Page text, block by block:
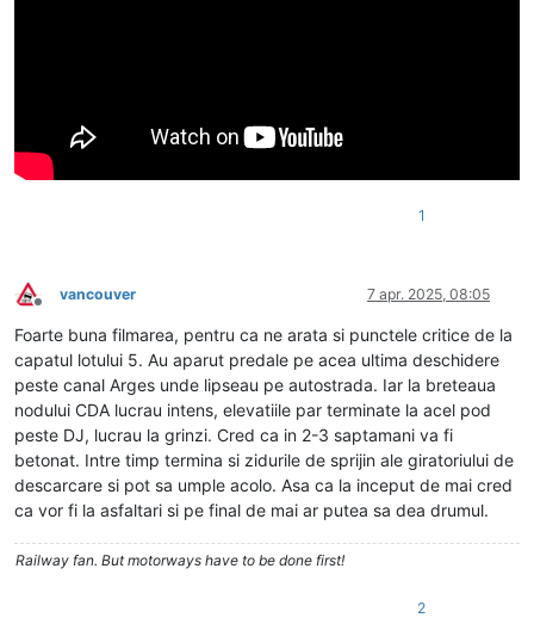
1
Deconectat
vancouver 7 apr. 2025, 08:05
Foarte buna filmarea, pentru ca ne arata si punctele critice de la
capatul lotului 5. Au aparut predale pe acea ultima deschidere
peste canal Arges unde lipseau pe autostrada. Iar la breteaua
nodului CDA lucrau intens, elevatiile par terminate la acel pod
peste DJ, lucrau la grinzi. Cred ca in 2-3 saptamani va fi
betonat. Intre timp termina si zidurile de sprijin ale giratoriului de
descarcare si pot sa umple acolo. Asa ca la inceput de mai cred
ca vor fi la asfaltari si pe final de mai ar putea sa dea drumul.
Railway fan. But motorways have to be done first!
2